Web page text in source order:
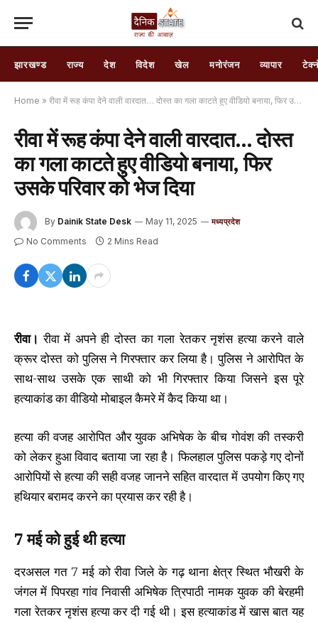
झारखण्ड राज्य देश विदेश खेल मनोरंजन व्यापार
Home » रीवा में रूह कंपा देने वाली वारदात… दोस्त का गला काटते हुए वीडियो बनाया, फिर उसके परिवार को भेज दिया
रीवा में रूह कंपा देने वाली वारदात… दोस्त
का गला काटते हुए वीडियो बनाया, फिर
उसके परिवार को भेज दिया
By Dainik State Desk May 11, 2025 मध्यप्रदेश
No Comments 2 Mins Read
रीवा। रीवा में अपने ही दोस्त का गला रेतकर नृशंस हत्या करने वाले
क्रूर दोस्त को पुलिस ने गिरफ्तार कर लिया है। पुलिस ने आरोपित के
साथ-साथ उसके एक साथी को भी गिरफ्तार किया जिसने इस पूरे
हत्याकांड का वीडियो मोबाइल कैमरे में कैद किया था।
हत्या की वजह आरोपित और युवक अभिषेक के बीच गोवंश की तस्करी
को लेकर हुआ विवाद बताया जा रहा है। फिलहाल पुलिस पकड़े गए दोनों
आरोपियों से हत्या की सही वजह जानने सहित वारदात में उपयोग किए गए
हथियार बरामद करने का प्रयास कर रही है।
7 मई को हुई थी हत्या
दरअसल गत 7 मई को रीवा जिले के गढ़ थाना क्षेत्र स्थित भौखरी के
जंगल में पिपरहा गांव निवासी अभिषेक त्रिपाठी नामक युवक की बेरहमी
गला रेतकर नृशंस हत्या कर दी गई थी। इस हत्याकांड में खास बात यह